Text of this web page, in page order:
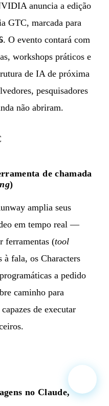
anuncia a edição
GTC, marcada para
. O evento contará com
workshops práticos e
de IA de próxima
pesquisadores
não abriram.
de chamada
)
amplia seus
em tempo real —
ferramentas (tool
fala, os Characters
a pedido
caminho para
de executar
no Claude,